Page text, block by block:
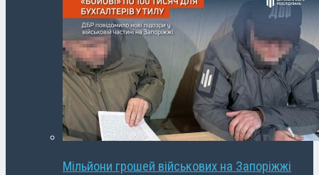
Мільйони грошей військових на Запоріжжі